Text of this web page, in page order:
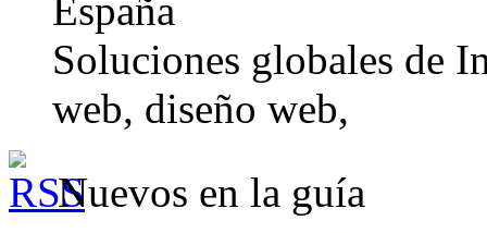
España
Soluciones globales de
web, diseño web,
Nuevos en la guía